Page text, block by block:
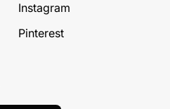
Instagram
Pinterest